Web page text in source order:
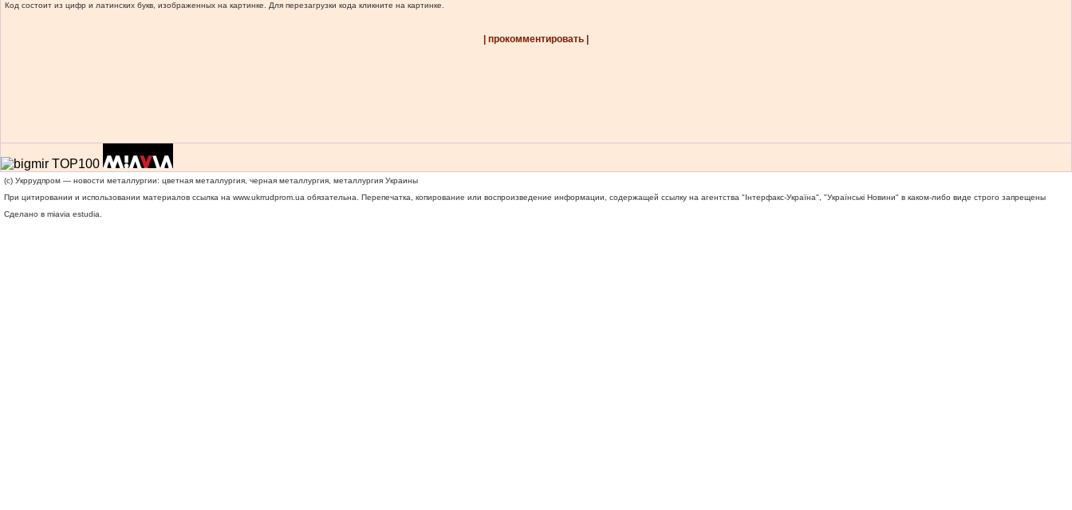
Код состоит из цифр и латинских букв, изображенных на картинке. Для перезагрузки кода кликните на картинке.
| прокомментировать |
(c) Укррудпром — новости металлургии: цветная металлургия, черная металлургия, металлургия Украины
При цитировании и использовании материалов ссылка на www.ukrrudprom.ua обязательна. Перепечатка, копирование или воспроизведение информации, содержащей ссылку на агентства "Iнтерфакс-Україна", "Українськi Новини" в каком-либо виде строго запрещены
Сделано в miavia estudia.